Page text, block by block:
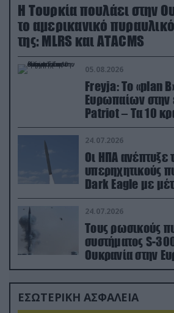
Η Τουρκία πουλάει στην
το αμερικανικό
της: MLRS και ΑΤΑCMS
05.08.2026
Freyja: Το «plan
Ευρωπαίων
Patriot – Τα 10
συμμετέχουν στο
συνεργασίας
24.07.2026
Οι ΗΠΑ ανέπτυξε
υπερηχητικούς
Dark Eagle με
24.07.2026
Τους ρωσικούς
συστήματος S-
Ουκρανία στην
αντιβαλλιστικό
ΕΣΩΤΕΡΙΚΗ ΑΣΦΑΛΕΙΑ